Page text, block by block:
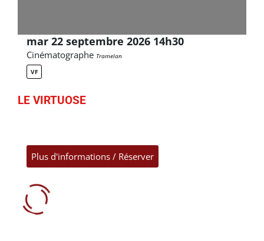
mar 22 septembre 2026 14h30
Cinématographe Tramelan
VF
LE VIRTUOSE
Plus d'informations / Réserver